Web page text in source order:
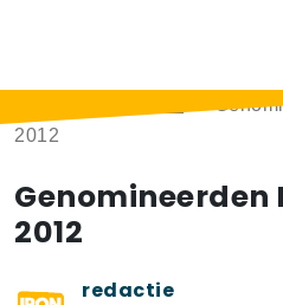
2012
Genomineerden
2012
redactie